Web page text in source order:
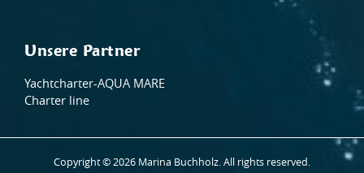
Unsere Partner
Yachtcharter-AQUA MARE
Charter line
Copyright © 2026 Marina Buchholz.All rights reserved.